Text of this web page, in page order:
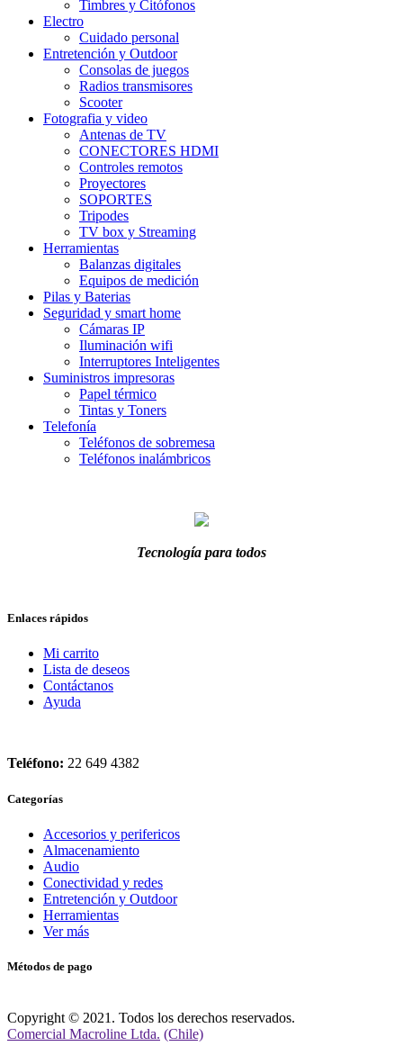
Timbres y Citófonos
Electro
Cuidado personal
Entretención y Outdoor
Consolas de juegos
Radios transmisores
Scooter
Fotografia y video
Antenas de TV
CONECTORES HDMI
Controles remotos
Proyectores
SOPORTES
Tripodes
TV box y Streaming
Herramientas
Balanzas digitales
Equipos de medición
Pilas y Baterias
Seguridad y smart home
Cámaras IP
Iluminación wifi
Interruptores Inteligentes
Suministros impresoras
Papel térmico
Tintas y Toners
Telefonía
Teléfonos de sobremesa
Teléfonos inalámbricos
Tecnología para todos
Enlaces rápidos
Mi carrito
Lista de deseos
Contáctanos
Ayuda
Teléfono: 22 649 4382
Categorías
Accesorios y perifericos
Almacenamiento
Audio
Conectividad y redes
Entretención y Outdoor
Herramientas
Ver más
Métodos de pago
Copyright © 2021. Todos los derechos reservados.
Comercial Macroline Ltda. (Chile)